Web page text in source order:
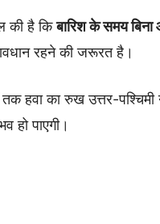
की है किबारिश के समय
रहने की जरूरत है।
हवा का रुख उत्तर-पश्चिमी
हो पाएगी।